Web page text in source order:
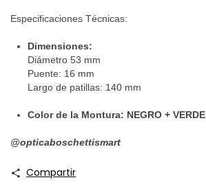
Especificaciones Técnicas:
Dimensiones:
Diámetro 53 mm
Puente: 16 mm
Largo de patillas: 140 mm
Color de la Montura: NEGRO + VERDE
@‌opticaboschettismart
Compartir